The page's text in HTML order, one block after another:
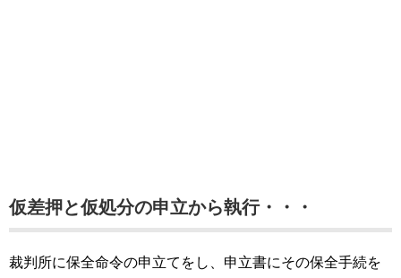
仮差押と仮処分の申立から執行・・・
裁判所に保全命令の申立てをし、申立書にその保全手続を